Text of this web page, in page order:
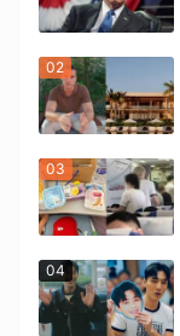
02
03
04